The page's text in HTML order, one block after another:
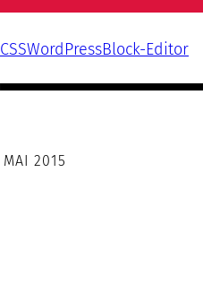
CSSWordPressBlock-Editor
MAI 2015